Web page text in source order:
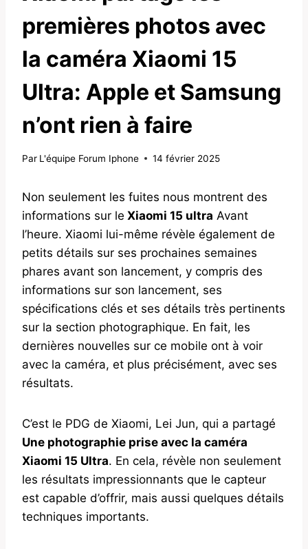
premières photos avec
la caméra Xiaomi 15
Ultra: Apple et Samsung
n’ont rien à faire
Par L'équipe Forum Iphone 14 février 2025
Non seulement les fuites nous montrent des
informations sur le Xiaomi 15 ultra Avant
l’heure. Xiaomi lui-même révèle également de
petits détails sur ses prochaines semaines
phares avant son lancement, y compris des
informations sur son lancement, ses
spécifications clés et ses détails très pertinents
sur la section photographique. En fait, les
dernières nouvelles sur ce mobile ont à voir
avec la caméra, et plus précisément, avec ses
résultats.
C’est le PDG de Xiaomi, Lei Jun, qui a partagé
Une photographie prise avec la caméra
Xiaomi 15 Ultra. En cela, révèle non seulement
les résultats impressionnants que le capteur
est capable d’offrir, mais aussi quelques détails
techniques importants.